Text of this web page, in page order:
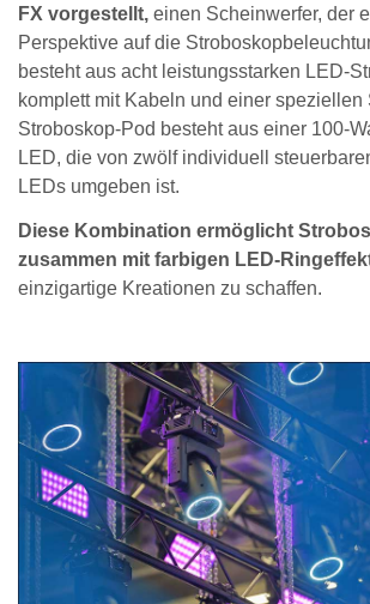
FX vorgestellt, einen Scheinwerfer, der
Perspektive auf die
besteht aus acht leistungsstarken LED-
komplett mit Kabeln und einer speziellen
Stroboskop-Pod besteht aus einer 100-
LED, die von zwölf individuell
LEDs umgeben ist.
Diese Kombination ermöglicht
zusammen mit farbigen LED-
einzigartige Kreationen zu schaffen.